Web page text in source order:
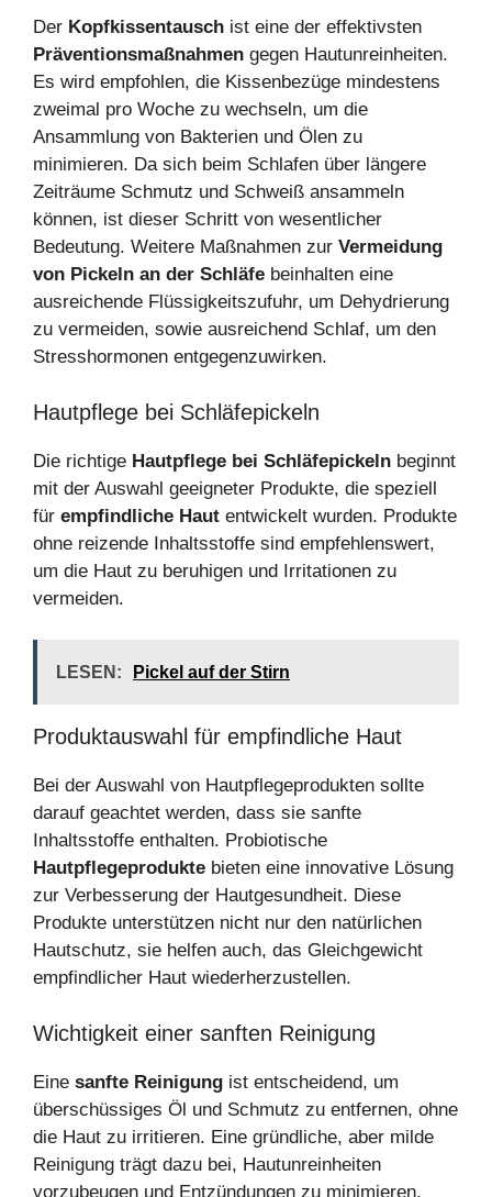
Der Kopfkissentausch ist eine der effektivsten
Präventionsmaßnahmen gegen Hautunreinheiten.
Es wird empfohlen, die Kissenbezüge mindestens
zweimal pro Woche zu wechseln, um die
Ansammlung von Bakterien und Ölen zu
minimieren. Da sich beim Schlafen über längere
Zeiträume Schmutz und Schweiß ansammeln
können, ist dieser Schritt von wesentlicher
Bedeutung. Weitere Maßnahmen zur Vermeidung
von Pickeln an der Schläfe beinhalten eine
ausreichende Flüssigkeitszufuhr, um Dehydrierung
zu vermeiden, sowie ausreichend Schlaf, um den
Stresshormonen entgegenzuwirken.
Hautpflege bei Schläfepickeln
Die richtige Hautpflege bei Schläfepickeln beginnt
mit der Auswahl geeigneter Produkte, die speziell
für empfindliche Haut entwickelt wurden. Produkte
ohne reizende Inhaltsstoffe sind empfehlenswert,
um die Haut zu beruhigen und Irritationen zu
vermeiden.
LESEN: Pickel auf der Stirn
Produktauswahl für empfindliche Haut
Bei der Auswahl von Hautpflegeprodukten sollte
darauf geachtet werden, dass sie sanfte
Inhaltsstoffe enthalten. Probiotische
Hautpflegeprodukte bieten eine innovative Lösung
zur Verbesserung der Hautgesundheit. Diese
Produkte unterstützen nicht nur den natürlichen
Hautschutz, sie helfen auch, das Gleichgewicht
empfindlicher Haut wiederherzustellen.
Wichtigkeit einer sanften Reinigung
Eine sanfte Reinigung ist entscheidend, um
überschüssiges Öl und Schmutz zu entfernen, ohne
die Haut zu irritieren. Eine gründliche, aber milde
Reinigung trägt dazu bei, Hautunreinheiten
vorzubeugen und Entzündungen zu minimieren.